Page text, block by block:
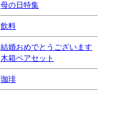
母の日特集
飲料
結婚おめでとうございます
木箱ペアセット
珈琲